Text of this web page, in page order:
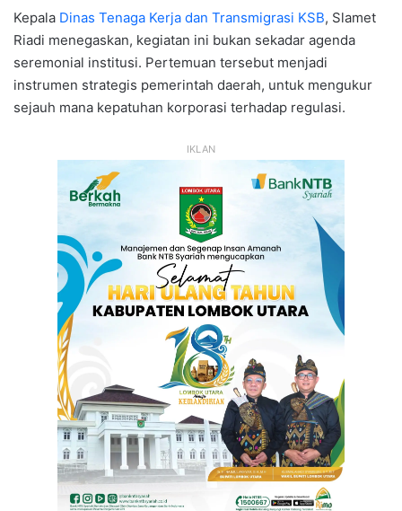
Kepala Dinas Tenaga Kerja dan Transmigrasi KSB, Slamet
Riadi menegaskan, kegiatan ini bukan sekadar agenda
seremonial institusi. Pertemuan tersebut menjadi
instrumen strategis pemerintah daerah, untuk mengukur
sejauh mana kepatuhan korporasi terhadap regulasi.
IKLAN